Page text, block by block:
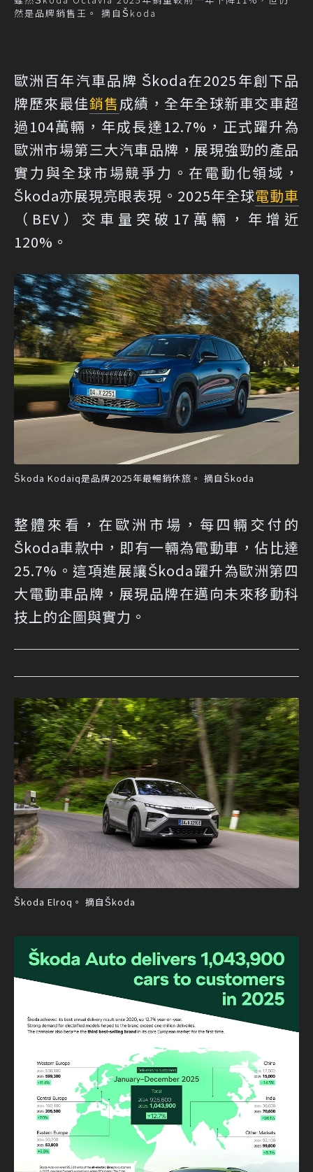
然是品牌銷售王。 摘自Škoda
歐洲百年汽車品牌 Škoda在2025年創下品
牌歷來最佳銷售成績，全年全球新車交車超
過104萬輛，年成長達12.7%，正式躍升為
歐洲市場第三大汽車品牌，展現強勁的產品
實力與全球市場競爭力。在電動化領域，
Škoda亦展現亮眼表現。2025年全球電動車
（BEV）交車量突破17萬輛，年增近
120%。
Škoda Kodaiq是品牌2025年最暢銷休旅。 摘自Škoda
整體來看，在歐洲市場，每四輛交付的
Škoda車款中，即有一輛為電動車，佔比達
25.7%。這項進展讓Škoda躍升為歐洲第四
大電動車品牌，展現品牌在邁向未來移動科
技上的企圖與實力。
Škoda Elroq。 摘自Škoda